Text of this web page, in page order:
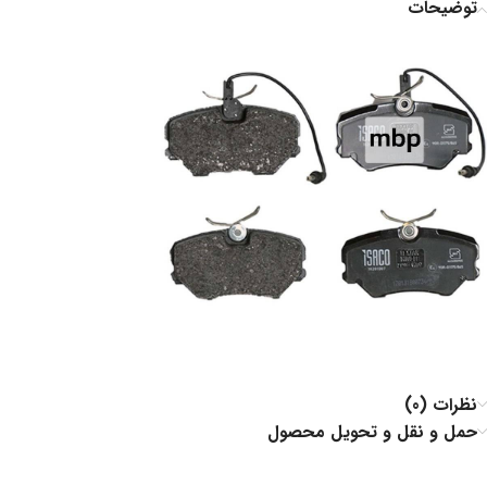
توضیحات
نظرات (0)
حمل و نقل و تحویل محصول